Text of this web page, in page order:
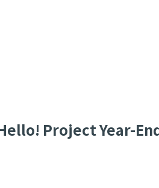
Project Year-